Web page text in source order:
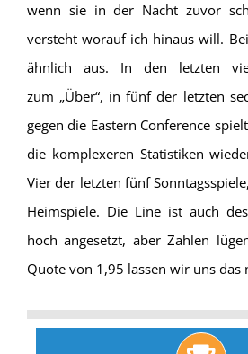
wenn sie in der Nacht zuvor
versteht worauf ich hinaus will.
ähnlich aus. In den letzten
zum „Über“, in fünf der letzten
gegen die Eastern Conference
die komplexeren Statistiken
Vier der letzten fünf
Heimspiele. Die Line ist auch
hoch angesetzt, aber Zahlen
Quote von 1,95 lassen wir uns das